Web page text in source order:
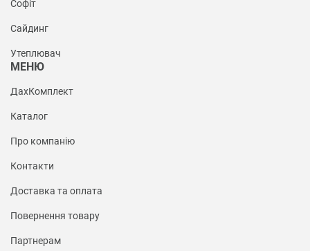
Софіт
Сайдинг
Утеплювач
МЕНЮ
ДахКомплект
Каталог
Про компанію
Контакти
Доставка та оплата
Повернення товару
Партнерам